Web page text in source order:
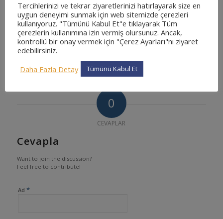
0
CEVAPLAR
Cevapla
Want to join the discussion?
Feel free to contribute!
Ad *
Tercihlerinizi ve tekrar ziyaretlerinizi hatırlayarak size en
uygun deneyimi sunmak için web sitemizde çerezleri
kullanıyoruz. "Tümünü Kabul Et"e tıklayarak Tüm
çerezlerin kullanımına izin vermiş olursunuz. Ancak,
kontrollü bir onay vermek için "Çerez Ayarları"nı ziyaret
edebilirsiniz.
Daha Fazla Detay
Tümünü Kabul Et